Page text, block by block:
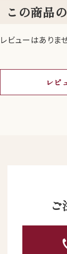
この商品
レビューはありま
レビ